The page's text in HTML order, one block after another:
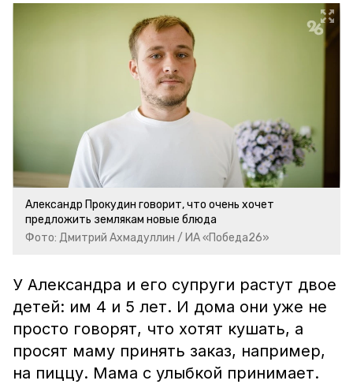
Александр Прокудин говорит, что очень хочет
предложить землякам новые блюда
Фото: Дмитрий Ахмадуллин / ИА «Победа26»
У Александра и его супруги растут двое
детей: им 4 и 5 лет. И дома они уже не
просто говорят, что хотят кушать, а
просят маму принять заказ, например,
на пиццу. Мама с улыбкой принимает.